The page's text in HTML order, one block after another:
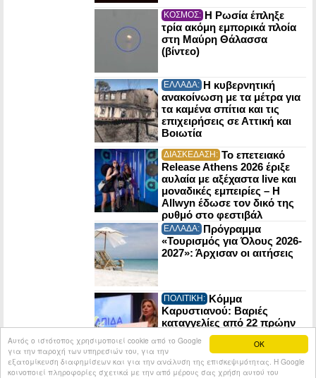
OK
Αυτός ο ιστότοπος χρησιμοποιεί cookie από το Google
για την παροχή των υπηρεσιών του, για την
εξατομίκευση διαφημίσεων και για την ανάλυση της επισκεψιμότητας. Η Google
κοινοποιεί πληροφορίες σχετικά με την από μέρους σας χρήση αυτού του
ΚΟΣΜΟΣ: Η Ρωσία έπληξε
τρία ακόμη εμπορικά πλοία
στη Μαύρη Θάλασσα
(βίντεο)
ΕΛΛΑΔΑ: Η κυβερνητική
ανακοίνωση με τα μέτρα για
τα καμένα σπίτια και τις
επιχειρήσεις σε Αττική και
Βοιωτία
ΔΙΑΣΚΕΔΑΣΗ: Το επετειακό
Release Athens 2026 έριξε
αυλαία με αξέχαστα live και
μοναδικές εμπειρίες – Η
Allwyn έδωσε τον δικό της
ρυθμό στο φεστιβάλ
ΕΛΛΑΔΑ: Πρόγραμμα
«Τουρισμός για Όλους 2026-
2027»: Άρχισαν οι αιτήσεις
ΠΟΛΙΤΙΚΗ: Κόμμα
Καρυστιανού: Βαριές
καταγγελίες από 22 πρώην
στελέχη της Ελπίδας για τη
Δημοκρατία